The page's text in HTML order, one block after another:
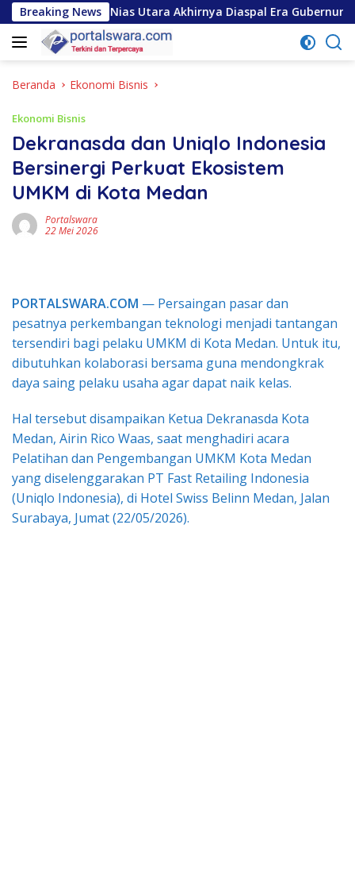
Langsung
ke
konten
Breaking News
di Nias Utara Akhirnya Diaspal Era Gubernur Bobby
Beranda Ekonomi Bisnis
Ekonomi Bisnis
Dekranasda dan Uniqlo Indonesia
Bersinergi Perkuat Ekosistem
UMKM di Kota Medan
Portalswara
22 Mei 2026
PORTALSWARA.COM — Persaingan pasar dan
pesatnya perkembangan teknologi menjadi tantangan
tersendiri bagi pelaku UMKM di Kota Medan. Untuk itu,
dibutuhkan kolaborasi bersama guna mendongkrak
daya saing pelaku usaha agar dapat naik kelas.
Hal tersebut disampaikan Ketua Dekranasda Kota
Medan, Airin Rico Waas, saat menghadiri acara
Pelatihan dan Pengembangan UMKM Kota Medan
yang diselenggarakan PT Fast Retailing Indonesia
(Uniqlo Indonesia), di Hotel Swiss Belinn Medan, Jalan
Surabaya, Jumat (22/05/2026).